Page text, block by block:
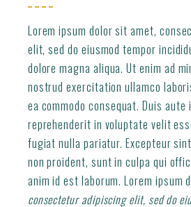
Lorem ipsum dolor sit amet,
elit, sed do eiusmod tempor
dolore magna aliqua. Ut enim ad
nostrud exercitation ullamco
ea commodo consequat. Duis aute
reprehenderit in voluptate velit
fugiat nulla pariatur. Excepteur
non proident, sunt in culpa qui
anim id est laborum. Lorem ipsum
consectetur adipiscing elit, sed do